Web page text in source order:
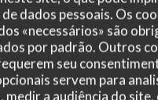
dados pessoais. Os
«necessários» são
por padrão. Outros
seu
servem para
medir a audiência do